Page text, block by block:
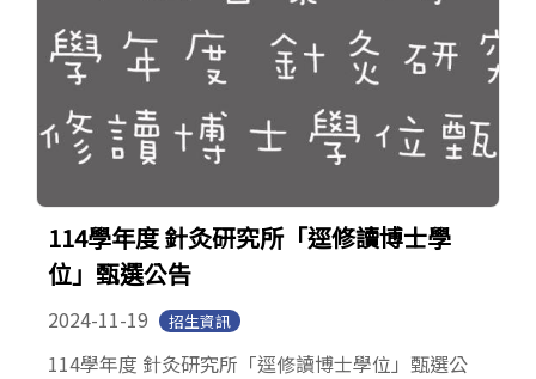
114學年度 針灸研究所「逕修讀博士學
位」甄選公告
2024-11-19 招生資訊
114學年度 針灸研究所「逕修讀博士學位」甄選公